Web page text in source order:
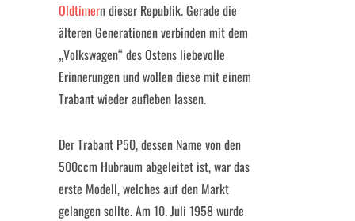
Oldtimern dieser Republik. Gerade die
älteren Generationen verbinden mit dem
„Volkswagen“ des Ostens liebevolle
Erinnerungen und wollen diese mit einem
Trabant wieder aufleben lassen.
Der Trabant P50, dessen Name von den
500ccm Hubraum abgeleitet ist, war das
erste Modell, welches auf den Markt
gelangen sollte. Am 10. Juli 1958 wurde